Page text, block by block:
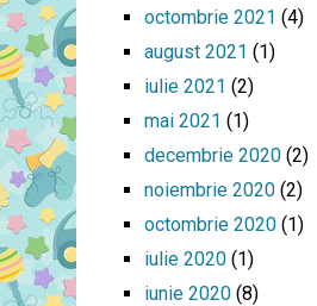
octombrie 2021 (4)
august 2021 (1)
iulie 2021 (2)
mai 2021 (1)
decembrie 2020(2)
noiembrie 2020(2)
octombrie 2020(1)
iulie 2020(1)
iunie 2020(8)